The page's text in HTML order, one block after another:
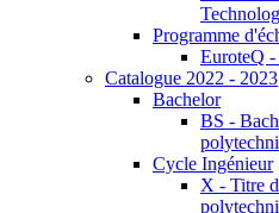
Programme
EuroteQ
Catalogue 2022 - 2023
Bachelor
BS -
Cycle Ingénieur
X - Titre